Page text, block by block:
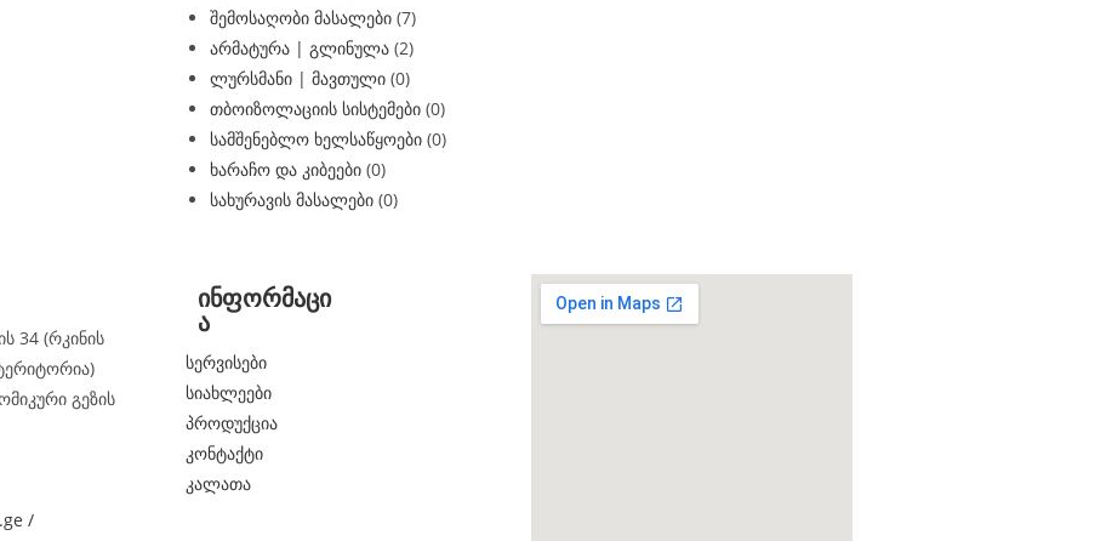
შემოსაღობი მასალები (7)
არმატურა | გლინულა (2)
ლურსმანი | მავთული (0)
თბოიზოლაციის სისტემები (0)
სამშენებლო ხელსაწყოები (0)
ხარაჩო და კიბეები (0)
სახურავის მასალები (0)
34 (რკინის
გეზის
/
ინფორმაცი
ა
სერვისები
სიახლეები
პროდუქცია
კონტაქტი
კალათა